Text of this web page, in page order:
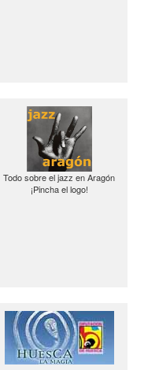
Todo sobre el jazz en Aragón
¡Pincha el logo!